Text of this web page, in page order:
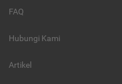
FAQ
Hubungi Kami
Artikel